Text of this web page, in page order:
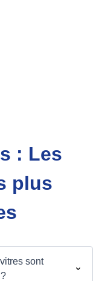
: Les
plus
sont